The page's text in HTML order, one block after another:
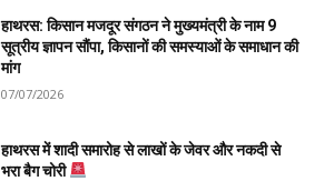
हाथरस: किसान मजदूर संगठन ने मुख्यमंत्री के नाम 9
सूत्रीय ज्ञापन सौंपा, किसानों की समस्याओं के समाधान की
मांग
07/07/2026
हाथरस में शादी समारोह से लाखों के जेवर और नकदी से
भरा बैग चोरी